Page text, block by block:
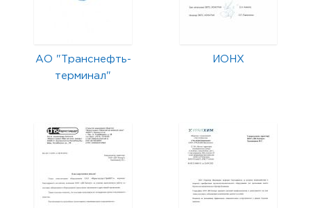
АО "Транснефть-
терминал"
ИОНХ